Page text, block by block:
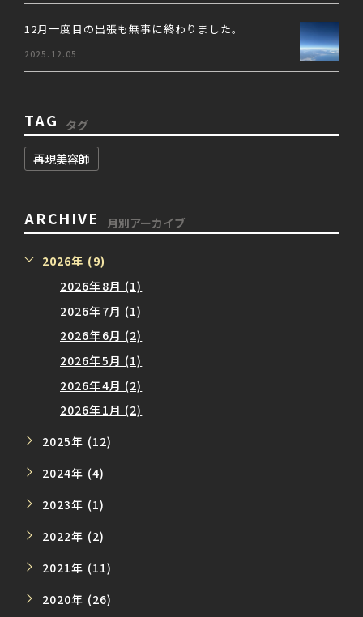
12月一度目の出張も無事に終わりました。
2025.12.05
TAG タグ
再現美容師
ARCHIVE 月別アーカイブ
2026年 (9)
2026年8月 (1)
2026年7月 (1)
2026年6月 (2)
2026年5月 (1)
2026年4月 (2)
2026年1月 (2)
2025年 (12)
2024年 (4)
2023年 (1)
2022年 (2)
2021年 (11)
2020年 (26)